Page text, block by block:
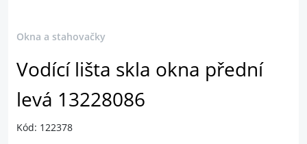
Okna a stahovačky
Vodící lišta skla okna přední
levá 13228086
Kód: 122378